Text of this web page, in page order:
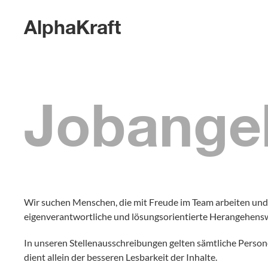
AlphaKraft
Wir suchen Menschen, die mit Freude im Team arbeiten
eigenverantwortliche und lösungsorientierte
In unseren Stellenausschreibungen gelten sämtliche
dient allein der besseren Lesbarkeit der Inhalte.